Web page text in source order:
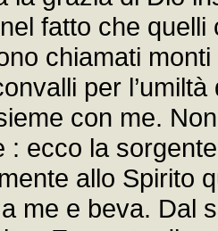
fatto che
chiamati
per
con me.
: ecco la
allo Spirito
me e beva. Dal